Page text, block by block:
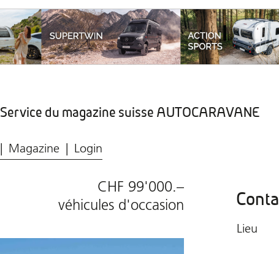
Service du magazine suisse AUTOCARAVANE
Magazine Login
CHF 99'000.–
véhicules d'occasion
Lieu